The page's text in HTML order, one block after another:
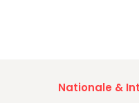
Nationale &